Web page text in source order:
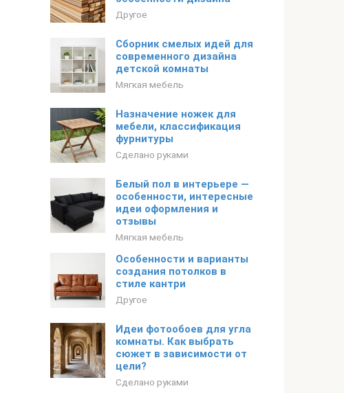
Другое
Сборник смелых идей для
современного дизайна
детской комнаты
Мягкая мебель
Назначение ножек для
мебели, классификация
фурнитуры
Сделано руками
Белый пол в интерьере —
особенности, интересные
идеи оформления и
отзывы
Мягкая мебель
Особенности и варианты
создания потолков в
стиле кантри
Другое
Идеи фотообоев для угла
комнаты. Как выбрать
сюжет в зависимости от
цели?
Сделано руками